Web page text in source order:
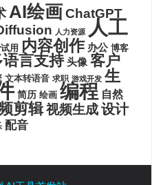
AI绘画ChatGPT
人力资源 人工
用 内容创作 办公 博客
语言支持 头像 客户
文本转语音 求职 游戏开发 生
简历 绘画 编程 自然
剪辑视频生成设计
配音